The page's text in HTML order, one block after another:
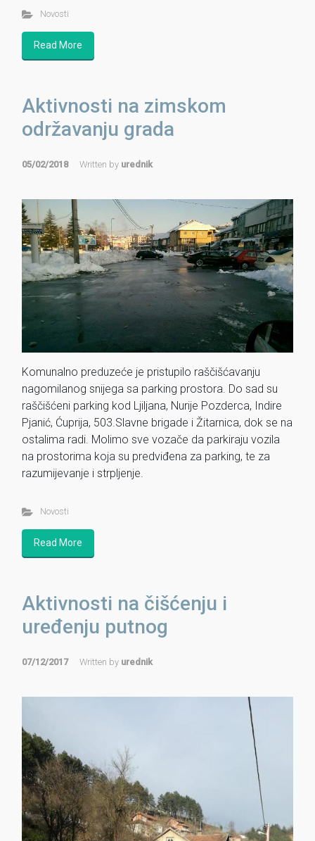
Novosti
Read More
Aktivnosti na zimskom
održavanju grada
05/02/2018 Written by urednik
Komunalno preduzeće je pristupilo raščišćavanju
nagomilanog snijega sa parking prostora. Do sad su
raščišćeni parking kod Ljiljana, Nurije Pozderca, Indire
Pjanić, Ćuprija, 503.Slavne brigade i Žitarnica, dok se na
ostalima radi. Molimo sve vozače da parkiraju vozila
na prostorima koja su predviđena za parking, te za
razumijevanje i strpljenje.
Novosti
Read More
Aktivnosti na čišćenju i
uređenju putnog
07/12/2017 Written by urednik